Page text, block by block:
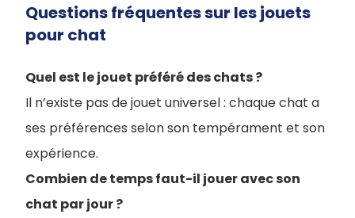
Questions fréquentes sur les jouets
pour chat
Quel est le jouet préféré des chats ?
Il n’existe pas de jouet universel : chaque chat a
ses préférences selon son tempérament et son
expérience.
Combien de temps faut-il jouer avec son
chat par jour ?